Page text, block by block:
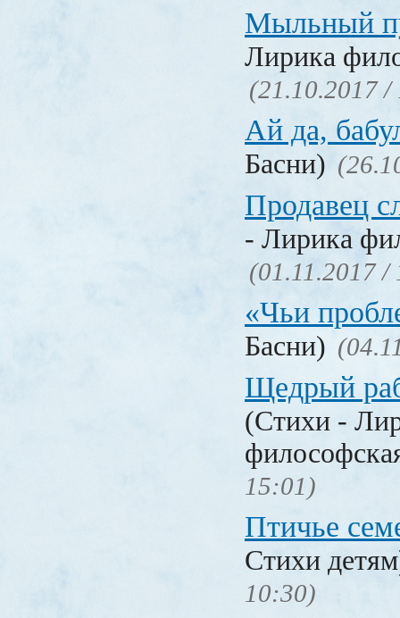
Мыльный
Лирика
(21.10.2017 /
Ай да,
Басни)
Продавец
- Лирика
(01.11.2017 /
«Чьи
Басни)
Щедрый
(Стихи -
15:01)
Птичье
Стихи
10:30)